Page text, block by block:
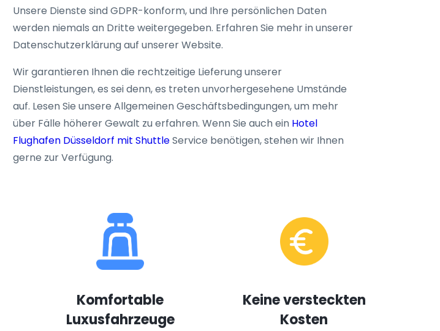
Unsere Dienste sind GDPR-konform, und Ihre persönlichen Daten
werden niemals an Dritte weitergegeben. Erfahren Sie mehr in unserer
Datenschutzerklärung auf unserer Website.
Wir garantieren Ihnen die rechtzeitige Lieferung unserer
Dienstleistungen, es sei denn, es treten unvorhergesehene Umstände
auf. Lesen Sie unsere Allgemeinen Geschäftsbedingungen, um mehr
über Fälle höherer Gewalt zu erfahren. Wenn Sie auch ein Hotel
Flughafen Düsseldorf mit ShuttleService benötigen, stehen wir Ihnen
gerne zur Verfügung.
Komfortable
Luxusfahrzeuge
Keine versteckten
Kosten